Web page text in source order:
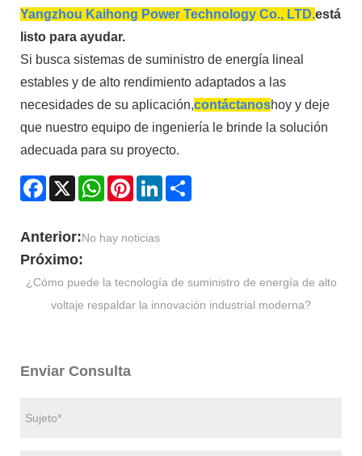
Yangzhou Kaihong Power Technology Co., LTD.está
listo para ayudar.
Si busca sistemas de suministro de energía lineal
estables y de alto rendimiento adaptados a las
necesidades de su aplicación,contáctanoshoy y deje
que nuestro equipo de ingeniería le brinde la solución
adecuada para su proyecto.
Facebook
X WhatsAppPinterestLinkedIn
Anterior:No hay noticias
Próximo:
¿Cómo puede la tecnología de suministro de energía de alto
voltaje respaldar la innovación industrial moderna?
Enviar Consulta